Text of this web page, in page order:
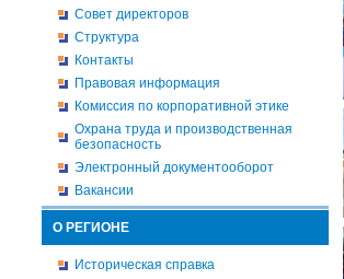
Совет директоров
Структура
Контакты
Правовая информация
Комиссия по корпоративной этике
Охрана труда и производственная
безопасность
Электронный документооборот
Вакансии
О РЕГИОНЕ
Историческая справка